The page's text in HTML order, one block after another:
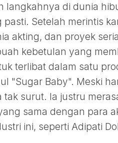
langkahnya di dunia
Setelah merintis
akting, dan proyek
kebetulan yang
terlibat dalam satu
"Sugar Baby". Meski
surut. Ia justru
sama dengan para
ini, seperti Adipati